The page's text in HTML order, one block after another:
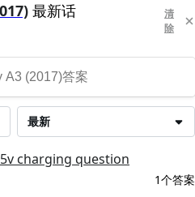
最新话
清
除
最新
charging question
1个答案